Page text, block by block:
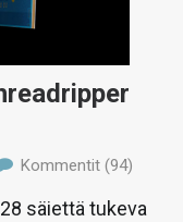
Kommentit (94)
säiettä tukeva